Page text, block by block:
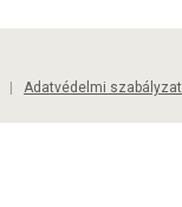
Adatvédelmi szabályzat